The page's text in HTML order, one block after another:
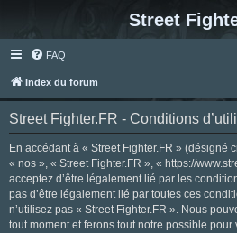
Street
FAQ
Index du forum
Street Fighter.FR - Conditions
En accédant à « Street Fighter.FR » (désigné
« nos », « Street Fighter.FR », « https://
acceptez d’être légalement lié par les
pas d’être légalement lié par toutes ces
n’utilisez pas « Street Fighter.FR ». Nous
tout moment et ferons tout notre possible pour